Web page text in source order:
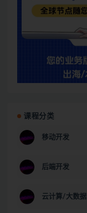
课程分类
移动开发
后端开发
云计算/大数据